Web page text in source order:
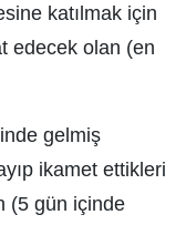
katılmak için
edecek olan (en
gelmiş
ikamet ettikleri
(5 gün içinde